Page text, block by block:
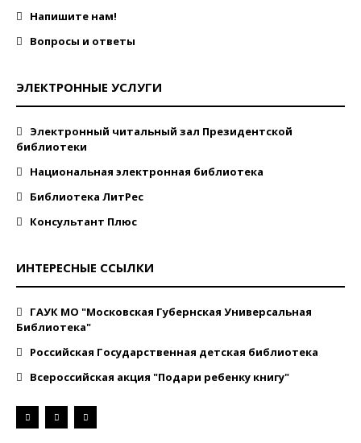
Напишите нам!
Вопросы и ответы
ЭЛЕКТРОННЫЕ УСЛУГИ
Электронный читальный зал Президентской
библиотеки
Национальная электронная библиотека
Библиотека ЛитРес
Консультант Плюс
ИНТЕРЕСНЫЕ ССЫЛКИ
ГАУК МО "Московская Губернская Универсальная
Библиотека"
Российская Государственная детская библиотека
Всероссийская акция "Подари ребенку книгу"